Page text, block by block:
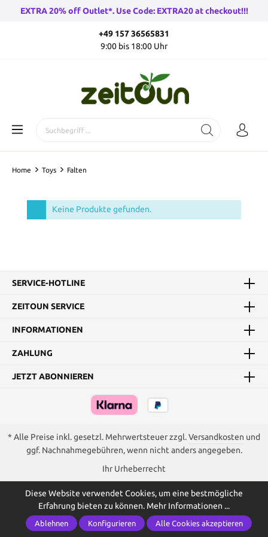
EXTRA 20% off Outlet*. Use Code: EXTRA20 at checkout!!!
+49 157 36565831
9:00 bis 18:00 Uhr
Home Toys Falten
Keine Produkte gefunden.
SERVICE-HOTLINE
ZEITOUN SERVICE
INFORMATIONEN
ZAHLUNG
JETZT ABONNIEREN
* Alle Preise inkl. gesetzl. Mehrwertsteuer zzgl.Versandkosten und
ggf. Nachnahmegebühren, wenn nicht anders angegeben.
Ihr Urheberrecht
Diese Website verwendet Cookies, um eine bestmögliche
Erfahrung bieten zu können. Mehr Informationen ...
Ablehnen Konfigurieren Alle Cookies akzeptieren